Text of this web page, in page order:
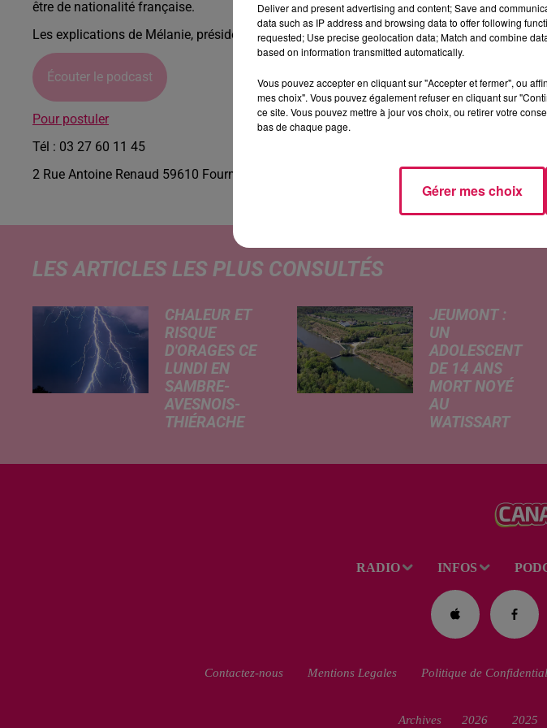
être de nationalité française.
Les explications de Mélanie, présidente de l'association dans "la ligne des auditeurs"
Écouter le podcast
Pour postuler
Tél : 03 27 60 11 45
2 Rue Antoine Renaud 59610 Fourmies.
LES ARTICLES LES PLUS CONSULTÉS
CHALEUR ET
RISQUE
D'ORAGES CE
LUNDI EN
SAMBRE-
AVESNOIS-
THIÉRACHE
typiquement
JEUMONT :
UN
ADOLESCENT
DE 14 ANS
MORT NOYÉ
AU
WATISSART
informations
lundi par nos
confrères de La
perdu la vie dans
le plan d'eau de
la base de loisirs
du...
RADIO INFOS
Contactez-nous Mentions Legales Politique de
Archives 2026 2025
Deliver and present advertising and content; Save and
data such as IP address and browsing data to offer following
requested; Use precise geolocation data; Match and combine
based on information transmitted automatically.
Vous pouvez accepter en cliquant sur "Accepter et fermer", ou
mes choix". Vous pouvez également refuser en cliquant sur
ce site. Vous pouvez mettre à jour vos choix, ou retirer votre
bas de chaque page.
Gérer mes choix